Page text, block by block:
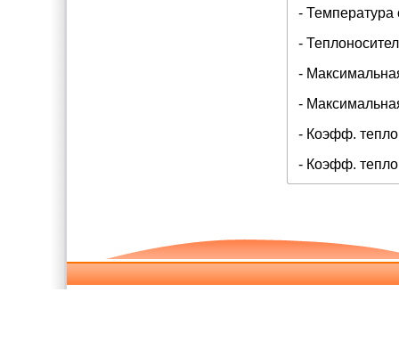
- Температура
-
-
-
- Коэфф.
- Коэфф.